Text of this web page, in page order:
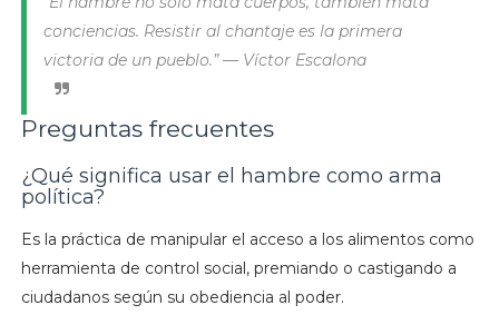
conciencias. Resistir al chantaje es la primera
victoria de un pueblo.” — Víctor Escalona
Preguntas frecuentes
¿Qué significa usar el hambre como arma
política?
Es la práctica de manipular el acceso a los alimentos como
herramienta de control social, premiando o castigando a
ciudadanos según su obediencia al poder.